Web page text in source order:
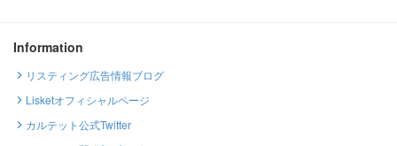
Information
リスティング広告情報ブログ
Lisketオフィシャルページ
カルテット公式Twitter